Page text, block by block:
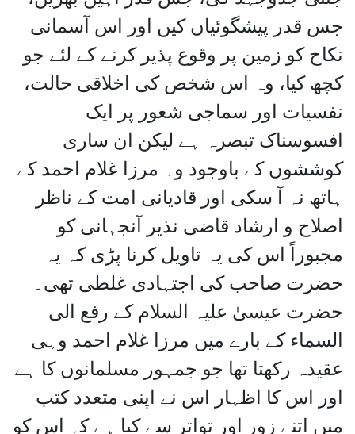
جس قدر پیشگوئیاں کیں اور اس آسمانی
نکاح کو زمین پر وقوع پذیر کرنے کے لئے جو
کچھ کیا، وہ اس شخص کی اخلاقی حالت،
نفسیات اور سماجی شعور پر ایک
افسوسناک تبصرہ ہے لیکن ان ساری
کوششوں کے باوجود وہ مرزا غلام احمد کے
ہاتھ نہ آ سکی اور قادیانی امت کے ناظر
اصلاح و ارشاد قاضی نذیر آنجہانی کو
مجبوراً اس کی یہ تاویل کرنا پڑی کہ یہ
حضرت صاحب کی اجتہادی غلطی تھی۔
حضرت عیسیٰ علیہ السلام کے رفع الی
السماء کے بارے میں مرزا غلام احمد وہی
عقیدہ رکھتا تھا جو جمہور مسلمانوں کا ہے
اور اس کا اظہار اس نے اپنی متعدد کتب
میں اتنے زور اور تواتر سے کیا ہے کہ اس کو